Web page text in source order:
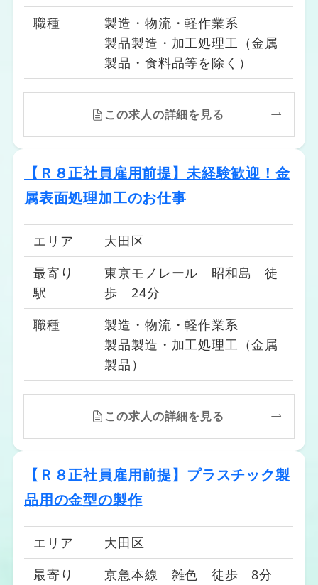
職種
製造・物流・軽作業系
製品製造・加工処理工（金属
製品・食料品等を除く）
この求人の詳細を見る
【Ｒ８正社員雇用前提】未経験歓迎！金
属表面処理加工のお仕事
エリア
大田区
最寄り
駅
東京モノレール 昭和島 徒
歩 24分
職種
製造・物流・軽作業系
製品製造・加工処理工（金属
製品）
この求人の詳細を見る
【Ｒ８正社員雇用前提】プラスチック製
品用の金型の製作
エリア
大田区
最寄り
京急本線 雑色 徒歩 8分